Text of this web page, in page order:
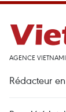
AGENCE
Rédacteur